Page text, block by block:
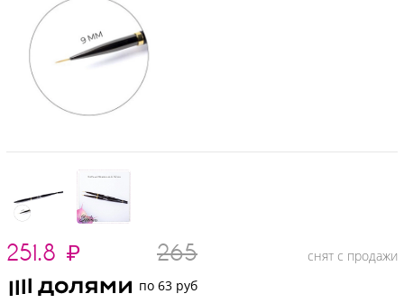
251.8 ₽ 265
снят с продажи
по 63 руб